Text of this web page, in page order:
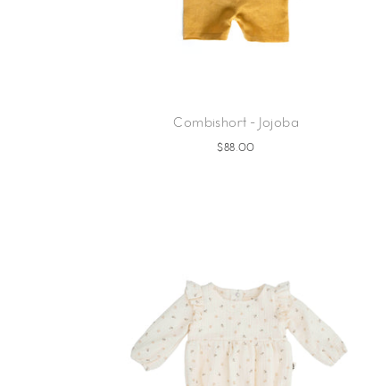
Combishort - Jojoba
$88.00